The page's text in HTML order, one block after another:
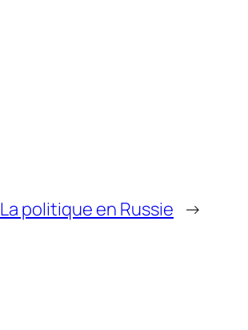
La politique en Russie →